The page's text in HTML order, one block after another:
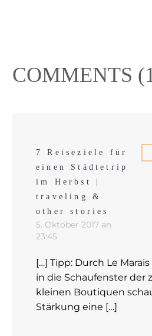
COMMENTS
7 Reiseziele für
einen Städtetrip
im Herbst |
traveling &
other stories
5. Oktober 2017 an
23:45
[…] Tipp: Durch Le
in die Schaufenster der
kleinen Boutiquen
Stärkung eine […]